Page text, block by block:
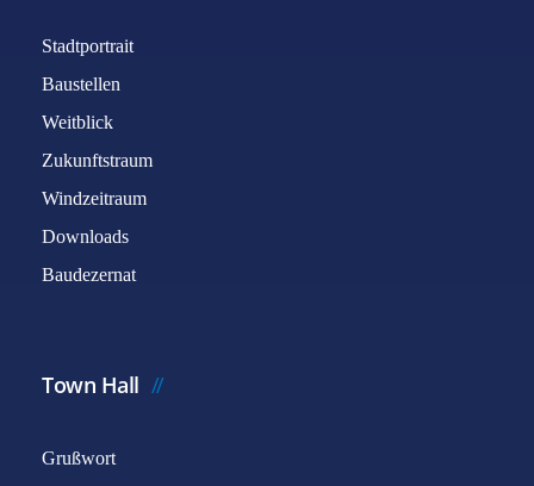
Stadtportrait
Baustellen
Weitblick
Zukunftstraum
Windzeitraum
Downloads
Baudezernat
Town Hall
Grußwort